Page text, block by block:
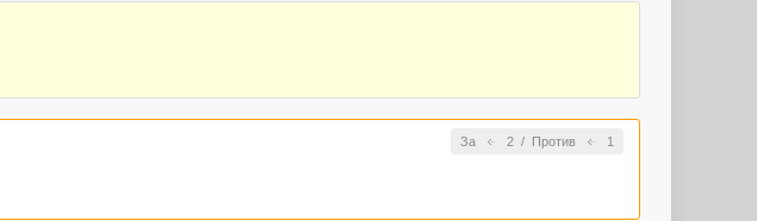
За 2/ Против 1